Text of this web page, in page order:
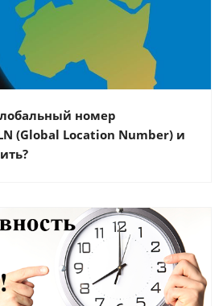
номер
(Global Location Number) и